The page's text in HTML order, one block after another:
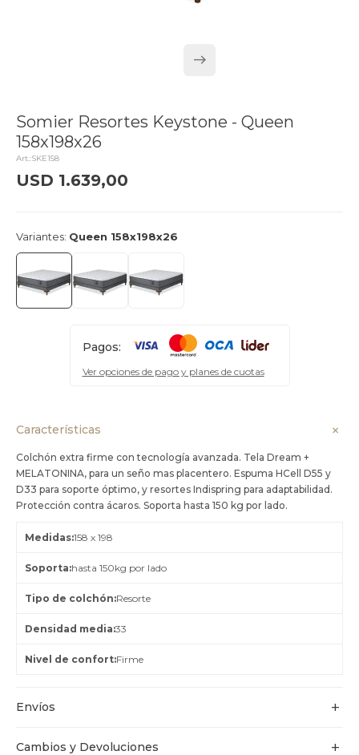
Somier Resortes Keystone - Queen
158x198x26
SKE158
USD 1.639,00
Variantes: Queen 158x198x26
Pagos:
Ver opciones de pago y planes de cuotas
Características
Colchón extra firme con tecnología avanzada. Tela Dream +
MELATONINA, para un seño mas placentero. Espuma HCell D55 y
D33 para soporte óptimo, y resortes Indispring para adaptabilidad.
Protección contra ácaros. Soporta hasta 150 kg por lado.
Medidas 158 x 198
Soporta hasta 150kg por lado
Tipo de colchón Resorte
Densidad media 33
Nivel de confort Firme
Envíos
Cambios y Devoluciones